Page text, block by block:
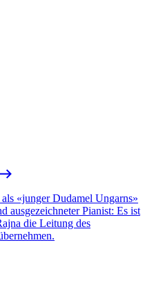
«junger Dudamel Ungarns»
ausgezeichneter Pianist: Es ist
die Leitung des